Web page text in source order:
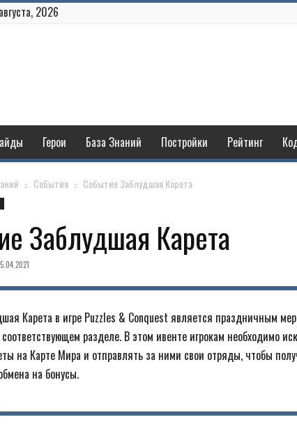
2026
Герои База Знаний Постройки Рейтинг
События Событие Заблудшая Карета
Заблудшая Карета
Карета в игре Puzzles & Conquest является праздничным
разделе. В этом ивенте игрокам необходимо
на Карте Мира и отправлять за ними свои отряды, чтобы
на бонусы.